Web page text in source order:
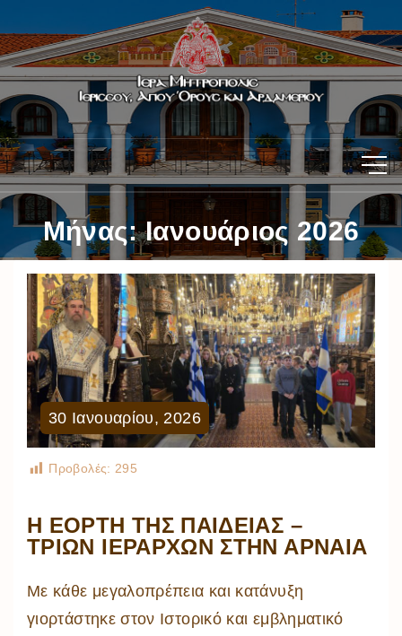
Μήνας:Ιανουάριος 2026
30 Ιανουαρίου, 2026
Προβολές: 295
Η ΕΟΡΤΗ ΤΗΣ ΠΑΙΔΕΙΑΣ –
ΤΡΙΩΝ ΙΕΡΑΡΧΩΝ ΣΤΗΝ ΑΡΝΑΙΑ
Με κάθε μεγαλοπρέπεια και κατάνυξη
γιορτάστηκε στον Ιστορικό και εμβληματικό